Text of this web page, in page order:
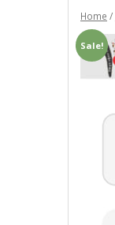
Home /
Sale!